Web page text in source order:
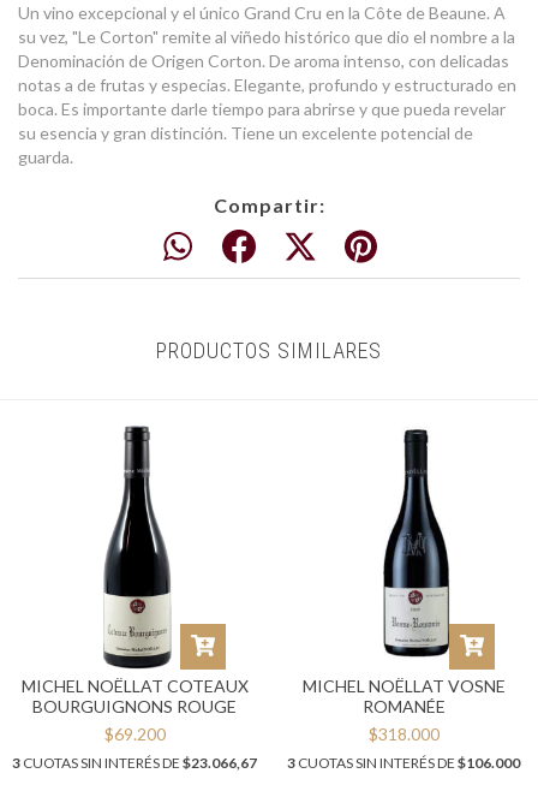
Un vino excepcional y el único Grand Cru en la Côte de Beaune. A
su vez, "Le Corton" remite al viñedo histórico que dio el nombre a la
Denominación de Origen Corton. De aroma intenso, con delicadas
notas a de frutas y especias. Elegante, profundo y estructurado en
boca. Es importante darle tiempo para abrirse y que pueda revelar
su esencia y gran distinción. Tiene un excelente potencial de
guarda.
Compartir:
PRODUCTOS SIMILARES
MICHEL NOËLLAT COTEAUX
BOURGUIGNONS ROUGE
$69.200
3 CUOTAS SIN INTERÉS DE $23.066,67
MICHEL NOËLLAT VOSNE
ROMANÉE
$318.000
3 CUOTAS SIN INTERÉS DE $106.000